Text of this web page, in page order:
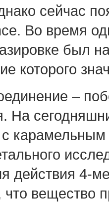
сейчас
Во время
был
которого
–
На
с
действия 4-
что вещество